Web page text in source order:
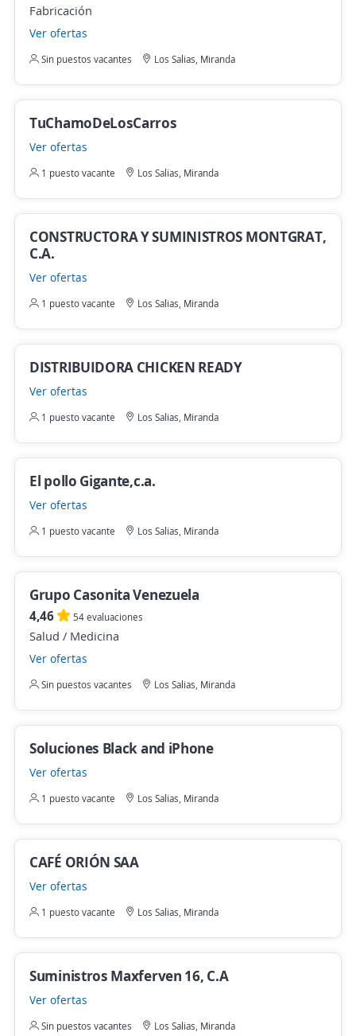
Fabricación
Ver ofertas
Sin puestos vacantes Los Salias, Miranda
TuChamoDeLosCarros
Ver ofertas
1 puesto vacante Los Salias, Miranda
CONSTRUCTORA Y SUMINISTROS MONTGRAT,
C.A.
Ver ofertas
1 puesto vacante Los Salias, Miranda
DISTRIBUIDORA CHICKEN READY
Ver ofertas
1 puesto vacante Los Salias, Miranda
El pollo Gigante,c.a.
Ver ofertas
1 puesto vacante Los Salias, Miranda
Grupo Casonita Venezuela
4,46 54 evaluaciones
Salud / Medicina
Ver ofertas
Sin puestos vacantes Los Salias, Miranda
Soluciones Black and iPhone
Ver ofertas
1 puesto vacante Los Salias, Miranda
CAFÉ ORIÓN SAA
Ver ofertas
1 puesto vacante Los Salias, Miranda
Suministros Maxferven 16, C.A
Ver ofertas
Sin puestos vacantes Los Salias, Miranda